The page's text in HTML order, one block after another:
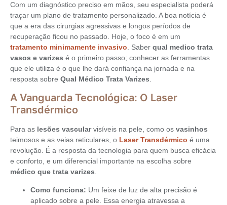
Com um diagnóstico preciso em mãos, seu especialista poderá
traçar um plano de tratamento personalizado. A boa notícia é
que a era das cirurgias agressivas e longos períodos de
recuperação ficou no passado. Hoje, o foco é em um
tratamento minimamente invasivo . Saber qual medico trata
vasos e varizes é o primeiro passo; conhecer as ferramentas
que ele utiliza é o que lhe dará confiança na jornada e na
resposta sobre Qual Médico Trata Varizes
A Vanguarda Tecnológica: O Laser
Transdérmico
Para as lesões vascularvisíveis na pele, como os vasinhos
teimosos e as veias reticulares, o Laser Transdérmico é uma
revolução. É a resposta da tecnologia para quem busca eficácia
e conforto, e um diferencial importante na escolha sobre
médico que trata varizes.
Como funciona: Um feixe de luz de alta precisão é
aplicado sobre a pele. Essa energia atravessa a